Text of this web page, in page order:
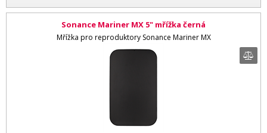
Sonance Mariner MX 5" mřížka černá
Mřížka pro reproduktory Sonance Mariner MX